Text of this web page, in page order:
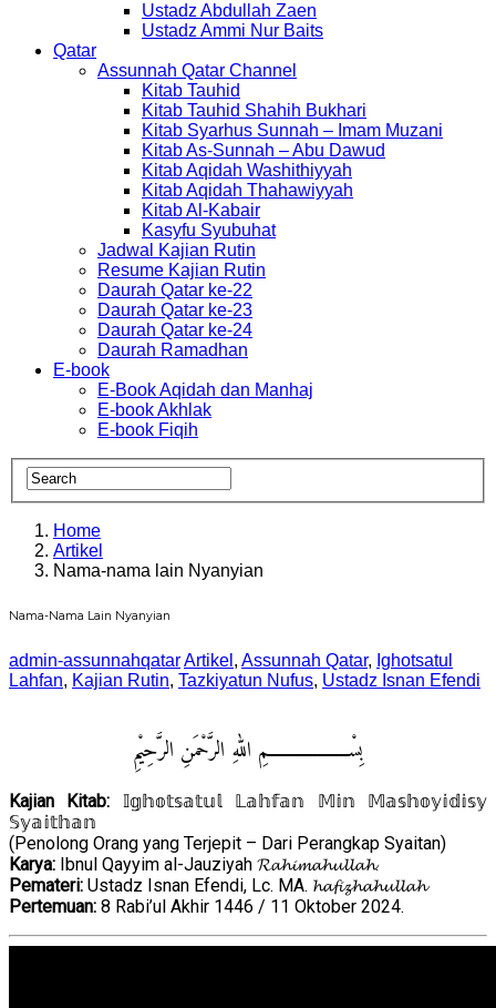
Ustadz Abdullah Zaen
Ustadz Ammi Nur Baits
Qatar
Assunnah Qatar Channel
Kitab Tauhid
Kitab Tauhid Shahih Bukhari
Kitab Syarhus Sunnah – Imam Muzani
Kitab As-Sunnah – Abu Dawud
Kitab Aqidah Washithiyyah
Kitab Aqidah Thahawiyyah
Kitab Al-Kabair
Kasyfu Syubuhat
Jadwal Kajian Rutin
Resume Kajian Rutin
Daurah Qatar ke-22
Daurah Qatar ke-23
Daurah Qatar ke-24
Daurah Ramadhan
E-book
E-Book Aqidah dan Manhaj
E-book Akhlak
E-book Fiqih
Home
Artikel
Nama-nama lain Nyanyian
Nama-Nama Lain Nyanyian
admin-assunnahqatarArtikel , Assunnah Qatar, Ighotsatul
Lahfan, Kajian Rutin, Tazkiyatun Nufus, Ustadz Isnan Efendi
بِسْــــــــــــــــــمِ اللهِ الرَّحْمَنِ الرَّحِيْمِ
Kajian Kitab: 𝕀𝕘𝕙𝕠𝕥𝕤𝕒𝕥𝕦𝕝 𝕃𝕒𝕙𝕗𝕒𝕟 𝕄𝕚𝕟 𝕄𝕒𝕤𝕙𝕠𝕪𝕚𝕕𝕚𝕤𝕪
𝕊𝕪𝕒𝕚𝕥𝕙𝕒𝕟
(Penolong Orang yang Terjepit – Dari Perangkap Syaitan)
Karya: Ibnul Qayyim al-Jauziyah 𝓡𝓪𝓱𝓲𝓶𝓪𝓱𝓾𝓵𝓵𝓪𝓱.
Pemateri: Ustadz Isnan Efendi, Lc. MA. 𝓱𝓪𝓯𝓲𝔃𝓱𝓪𝓱𝓾𝓵𝓵𝓪𝓱
Pertemuan: 8 Rabi’ul Akhir 1446 / 11 Oktober 2024.